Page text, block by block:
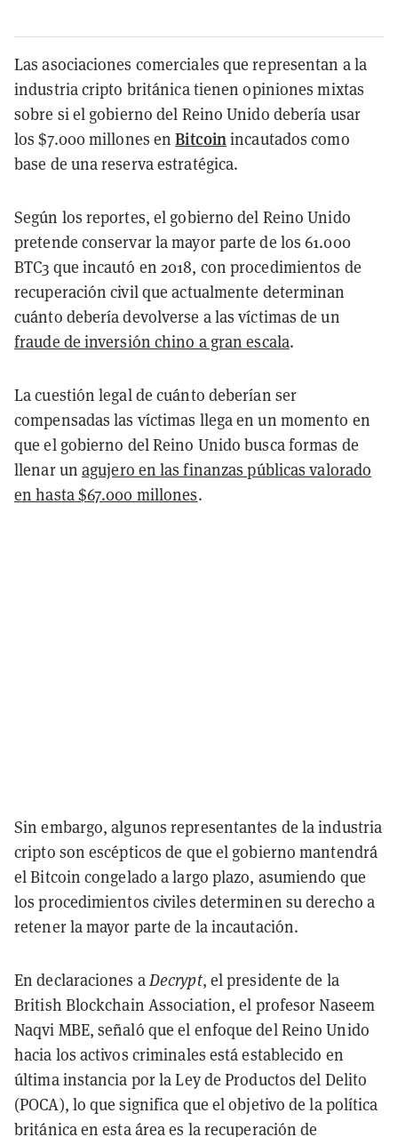
Las asociaciones comerciales que representan a la
industria cripto británica tienen opiniones mixtas
sobre si el gobierno del Reino Unido debería usar
los $7.000 millones enBitcoin incautados como
base de una reserva estratégica.
Según los reportes, el gobierno del Reino Unido
pretende conservar la mayor parte de los 61.000
BTC3 que incautó en 2018, con procedimientos de
recuperación civil que actualmente determinan
cuánto debería devolverse a las víctimas de un
fraude de inversión chino a gran escala.
La cuestión legal de cuánto deberían ser
compensadas las víctimas llega en un momento en
que el gobierno del Reino Unido busca formas de
llenar un agujero en las finanzas públicas valorado
en hasta $67.000 millones.
Sin embargo, algunos representantes de la industria
cripto son escépticos de que el gobierno mantendrá
el Bitcoin congelado a largo plazo, asumiendo que
los procedimientos civiles determinen su derecho a
retener la mayor parte de la incautación.
En declaraciones aDecrypt, el presidente de la
British Blockchain Association, el profesor Naseem
Naqvi MBE, señaló que el enfoque del Reino Unido
hacia los activos criminales está establecido en
última instancia por la Ley de Productos del Delito
(POCA), lo que significa que el objetivo de la política
británica en esta área es la recuperación de